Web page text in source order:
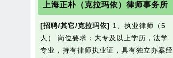
上海正朴（克拉玛依）律师事务所
[招聘/其它/克拉玛依] 1、执业律师（5
人） 岗位要求：大专及以上学历，法学
专业，持有律师执业证，具有独立办案经